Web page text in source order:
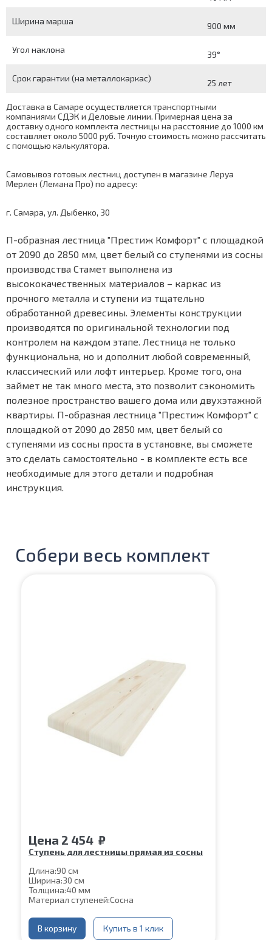
Ширина марша 900 мм
Угол наклона 39°
Срок гарантии (на металлокаркас) 25 лет
Доставка в Самаре осуществляется транспортными
компаниями СДЭК и Деловые линии. Примерная цена за
доставку одного комплекта лестницы на расстояние до 1000 км
составляет около 5000 руб. Точную стоимость можно рассчитать
с помощью калькулятора.
Самовывоз готовых лестниц доступен в магазине Леруа
Мерлен (Лемана Про) по адресу:
г. Самара, ул. Дыбенко, 30
П-образная лестница "Престиж Комфорт" с площадкой
от 2090 до 2850 мм, цвет белый со ступенями из сосны
производства Стамет выполнена из
высококачественных материалов – каркас из
прочного металла и ступени из тщательно
обработанной древесины. Элементы конструкции
производятся по оригинальной технологии под
контролем на каждом этапе. Лестница не только
функциональна, но и дополнит любой современный,
классический или лофт интерьер. Кроме того, она
займет не так много места, это позволит сэкономить
полезное пространство вашего дома или двухэтажной
квартиры. П-образная лестница "Престиж Комфорт" с
площадкой от 2090 до 2850 мм, цвет белый со
ступенями из сосны проста в установке, вы сможете
это сделать самостоятельно - в комплекте есть все
необходимые для этого детали и подробная
инструкция.
Собери весь комплект
Цена 2 454 ₽
Ступень для лестницы прямая из сосны
Длина:90 см
Ширина:30 см
Толщина:40 мм
Материал ступеней:Сосна
В корзину Купить в 1 клик